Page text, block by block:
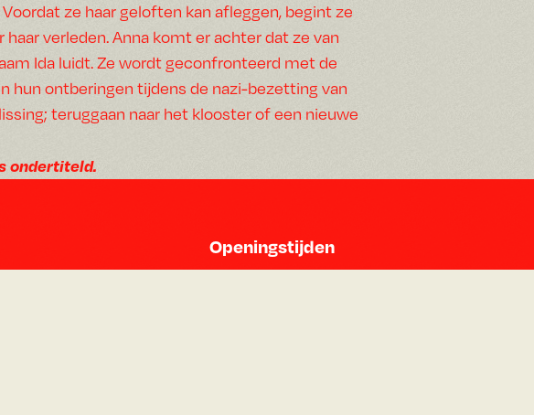
Voordat ze haar geloften kan afleggen, begint ze
haar verleden. Anna komt er achter dat ze van
Ida luidt. Ze wordt geconfronteerd met de
hun ontberingen tijdens de nazi-bezetting van
teruggaan naar het klooster of een nieuwe
ondertiteld.
Openingstijden